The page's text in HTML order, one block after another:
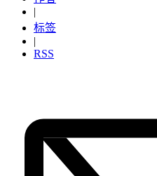
|
标签
|
RSS